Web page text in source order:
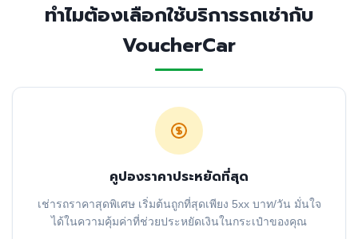
ทำไมต้องเลือกใช้บริการรถเช่ากับ
VoucherCar
คูปองราคาประหยัดที่สุด
เช่ารถราคาสุดพิเศษ เริ่มต้นถูกที่สุดเพียง 5xx บาท/วัน มั่นใจ
ได้ในความคุ้มค่าที่ช่วยประหยัดเงินในกระเป๋าของคุณ